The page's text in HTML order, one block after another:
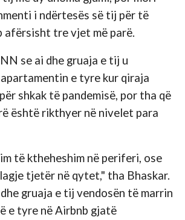
i ndërtesës së tij për të
afërsisht tre vjet më parë.
se ai dhe gruaja e tij u
e tyre kur qiraja
shkak të pandemisë, por tha që
është rikthyer në nivelet para
të ktheheshim në periferi, ose
tjetër në qytet," tha Bhaskar.
gruaja e tij vendosën të marrin
e tyre në Airbnb gjatë